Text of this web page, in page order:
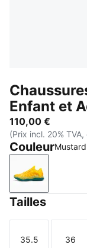
Enfant et
110,00 €
(Prix incl. 20%
Couleur
Mustard
Tailles
Taille
35.5
Taille
36